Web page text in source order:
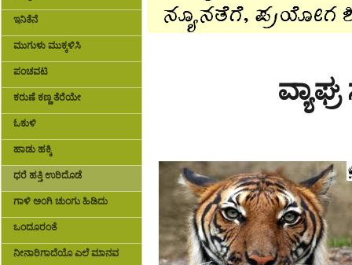
ಇನಿತೆನೆ
ಮುಗುಳು ಮುಕ್ಕಳಿಸಿ
ಪಂಚವಟಿ
ಕರುಣೆ ಕಣ್ಣ ತೆರೆಯೇ
ಓಕುಳಿ
ಹಾಡು ಹಕ್ಕಿ
ಧರೆ ಹತ್ತಿ ಉರಿದೊಡೆ
ಗಾಳಿ ಅಂಗಿ ಚುಂಗು ಹಿಡಿದು
ಒಂದೂರಂತೆ
ನೀನಾರಿಗಾದೆಯೊ ಎಲೆ ಮಾನವ